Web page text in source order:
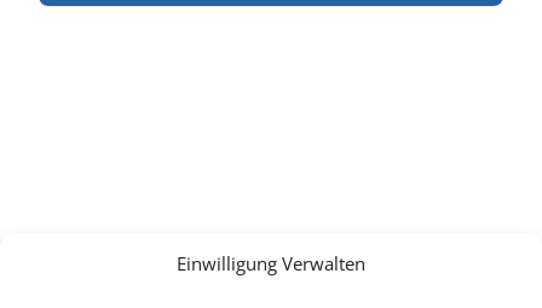
Einwilligung Verwalten